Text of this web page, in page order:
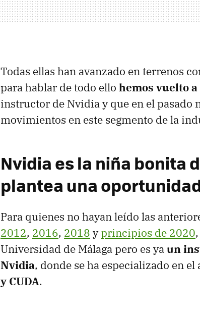
Todas ellas han avanzado en terrenos
para hablar de todo ello hemos vuelto
instructor de Nvidia y que en el pasado
movimientos en este segmento de la
Nvidia es la niña bonita
plantea una
Para quienes no hayan leído las
2012, 2016, 2018 yprincipios de 2020,
Universidad de Málaga pero es yaun
Nvidia, donde se ha especializado en
y CUDA.